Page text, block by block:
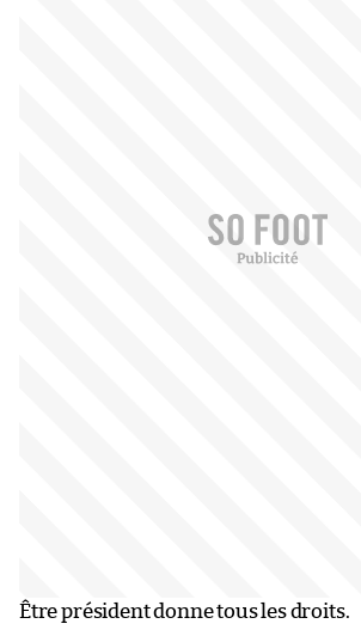
Être président donne tous les droits.